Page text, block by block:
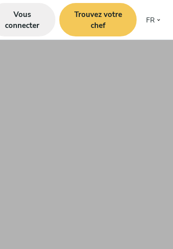
Vous
connecter
Trouvez votre
chef
FR